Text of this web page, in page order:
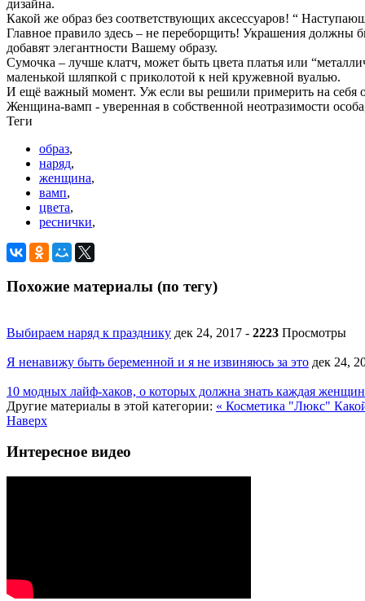
дизайна.
Какой же образ без соответствующих аксессуаров! “
Главное правило здесь – не переборщить! Украшения должны
добавят элегантности Вашему образу.
Сумочка – лучше клатч, может быть цвета платья или “
маленькой шляпкой с приколотой к ней кружевной вуалью.
И ещё важный момент. Уж если вы решили примерить на себя
Женщина-вамп - уверенная в собственной неотразимости особа
Теги
образ,
наряд,
женщина,
вамп,
цвета,
реснички,
Похожие материалы (по тегу)
Выбираем наряд к празднику дек 24, 2017 - 2223 Просмотры
Я ненавижу быть беременной и я не извиняюсь за это дек 24,
10 модных лайф-хаков, о которых должна знать каждая
Другие материалы в этой категории: « Косметика "Люкс"
Наверх
Интересное видео